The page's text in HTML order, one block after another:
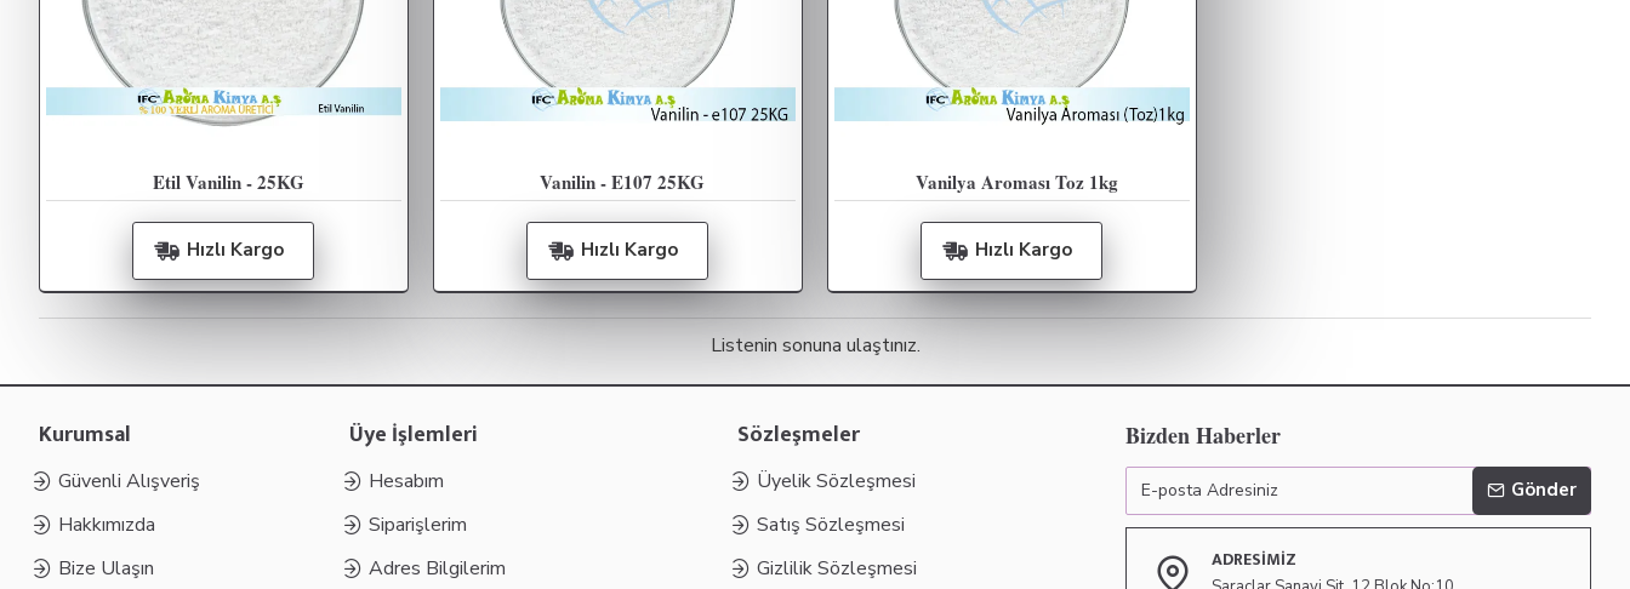
Etil Vanilin - 25KG
Hızlı Kargo
Vanilin - E107 25KG
Hızlı Kargo
Vanilya Aroması Toz 1kg
Hızlı Kargo
Listenin sonuna ulaştınız.
Kurumsal
Güvenli Alışveriş
Hakkımızda
Bize Ulaşın
Üye İşlemleri
Hesabım
Siparişlerim
Adres Bilgilerim
Sözleşmeler
Üyelik Sözleşmesi
Satış Sözleşmesi
Gizlilik Sözleşmesi
Bizden Haberler
Gönder
ADRESIMIZ